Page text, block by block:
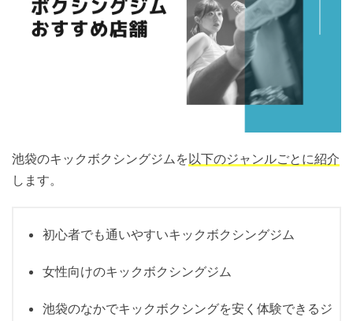
池袋のキックボクシングジムを以下のジャンルごとに紹介
します。
初心者でも通いやすいキックボクシングジム
女性向けのキックボクシングジム
池袋のなかでキックボクシングを安く体験できるジ